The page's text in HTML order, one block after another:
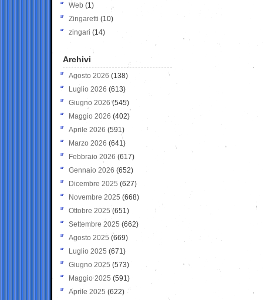
Web (1)
Zingaretti (10)
zingari (14)
Archivi
Agosto 2026 (138)
Luglio 2026 (613)
Giugno 2026 (545)
Maggio 2026 (402)
Aprile 2026 (591)
Marzo 2026 (641)
Febbraio 2026 (617)
Gennaio 2026 (652)
Dicembre 2025 (627)
Novembre 2025 (668)
Ottobre 2025 (651)
Settembre 2025 (662)
Agosto 2025 (669)
Luglio 2025 (671)
Giugno 2025 (573)
Maggio 2025 (591)
Aprile 2025 (622)